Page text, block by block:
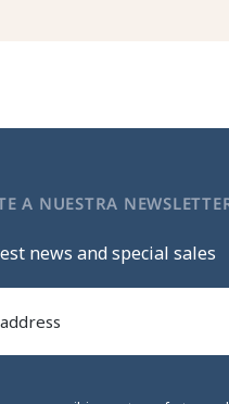
A NUESTRA
news and special sales